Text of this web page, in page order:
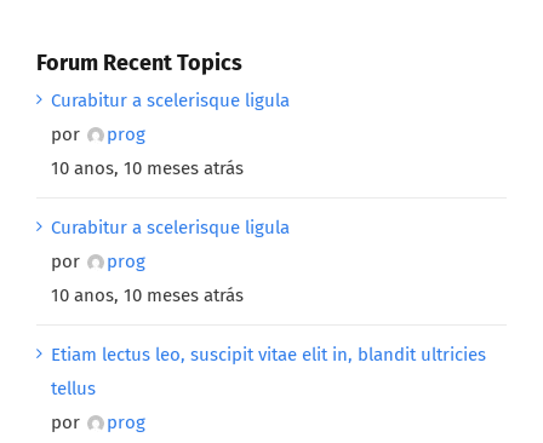
Forum Recent Topics
Curabitur a scelerisque ligula
por
prog
10 anos, 10 meses atrás
Curabitur a scelerisque ligula
por
prog
10 anos, 10 meses atrás
Etiam lectus leo, suscipit vitae elit in, blandit ultricies
tellus
por
prog